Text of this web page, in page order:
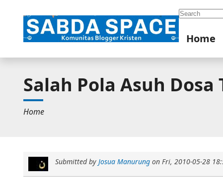
Search
Home
Salah Pola Asuh
Home
Submitted by Josua Manurung on Fri, 2010-05-28